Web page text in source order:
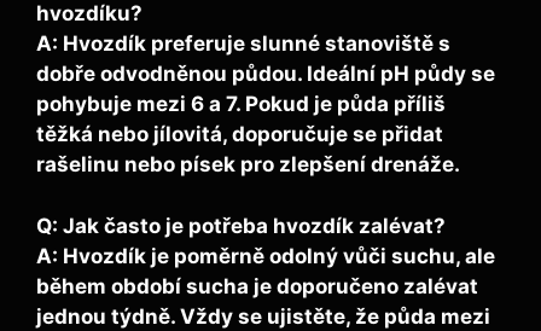
hvozdíku?
A: Hvozdík preferuje slunné stanoviště s
dobře odvodněnou půdou. Ideální pH půdy se
pohybuje mezi 6 a 7. Pokud je půda příliš
těžká nebo jílovitá, doporučuje se přidat
rašelinu nebo písek pro zlepšení drenáže.
Q: Jak často je potřeba hvozdík zalévat?
A: Hvozdík je poměrně odolný vůči suchu, ale
během období sucha je doporučeno zalévat
jednou týdně. Vždy se ujistěte, že půda mezi